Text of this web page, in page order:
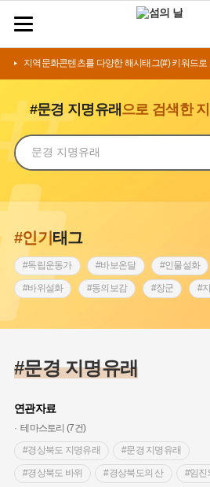
지역문화콘텐츠를 다양한 해시태그(#) 키워드
#문경 지명유래 으로 검색한
#인기태그
#독립운동가 #바보온달 #인물설화
#바위설화 #동의보감 #장군 #
#인천 #외성 #허준
#황해도
#조선역사
#왕건 #전라남도 지명유래 #목민관
#온라인 생활사박물관 #강동구 #제
#문경 지명유래
연관자료
테마스토리 (7건)
#경상북도 지명유래
#문경 지명유래
#경상북도 바위 #경상북도의 산 #임진